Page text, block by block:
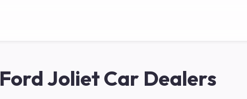
Ford Joliet Car Dealers